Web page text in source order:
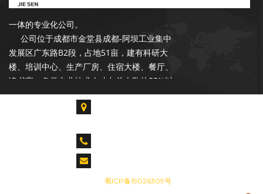
输配产品的开发、设计、生产、销售和服务于
一体的专业化公司。
公司位于成都市金堂县成都-阿坝工业集中
发展区广东路B2段，占地51亩，建有科研大
楼、培训中心、生产厂房、住宿大楼、餐厅、
读书室。各类专业技术人才占总人数的55%以
上，拥有各类生产、检验、试验设备300余台
套，具备年产20000台套设备的能力。是中石
长庆油田、青海油田、新疆油田、华北油田、
胜利油田、辽河油田、设有销售和服务网点。
成都杰森成立于2002年9月，注册资本
蜀ICP备19026309号